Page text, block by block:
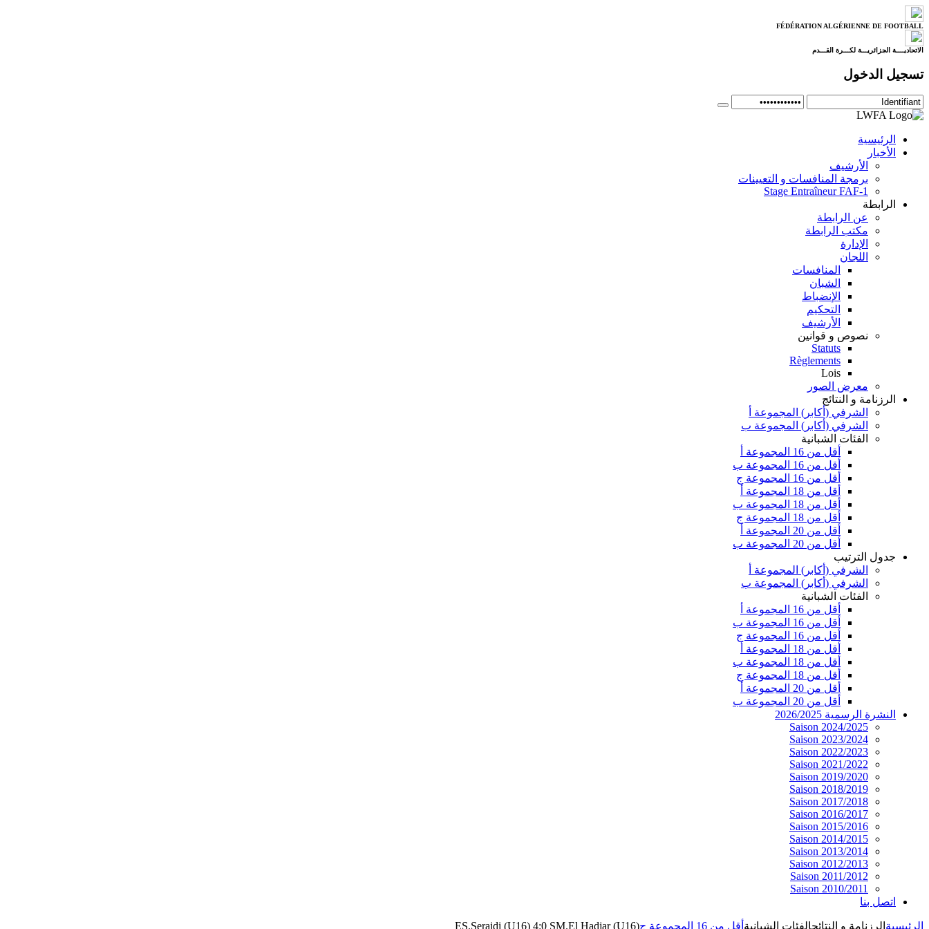
FÉDÉRATION ALGÉRIENNE DE FOOTBALL
الاتحاديــــة الجزائريـــة لكـــرة القـــدم
تسجيل الدخول
الرئيسية
الأخبار
الأرشيف
برمجة المنافسات و التعيينات
Stage Entraîneur FAF-1
الرابطة
عن الرابطة
مكتب الرابطة
الإدارة
اللجان
المنافسات
الشبان
الإنضباط
التحكيم
الأرشيف
نصوص و قوانين
Statuts
Règlements
Lois
معرض الصور
الرزنامة و النتائج
الشرفي (أكابر) المجموعة أ
الشرفي (أكابر) المجموعة ب
الفئات الشبانية
أقل من 16 المجموعة أ
أقل من 16 المجموعة ب
أقل من 16 المجموعة ج
أقل من 18 المجموعة أ
أقل من 18 المجموعة ب
أقل من 18 المجموعة ج
أقل من 20 المجموعة أ
أقل من 20 المجموعة ب
جدول الترتيب
الشرفي (أكابر) المجموعة أ
الشرفي (أكابر) المجموعة ب
الفئات الشبانية
أقل من 16 المجموعة أ
أقل من 16 المجموعة ب
أقل من 16 المجموعة ج
أقل من 18 المجموعة أ
أقل من 18 المجموعة ب
أقل من 18 المجموعة ج
أقل من 20 المجموعة أ
أقل من 20 المجموعة ب
النشرة الرسمية 2026/2025
Saison 2024/2025
Saison 2023/2024
Saison 2022/2023
Saison 2021/2022
Saison 2019/2020
Saison 2018/2019
Saison 2017/2018
Saison 2016/2017
Saison 2015/2016
Saison 2014/2015
Saison 2013/2014
Saison 2012/2013
Saison 2011/2012
Saison 2010/2011
اتصل بنا
الرئيسية الرزنامة و النتائجالفئات الشبانية أقل من 16 المجموعة ج
ES.Seraidi (U16) 4:0 SM.El Hadjar (U16)